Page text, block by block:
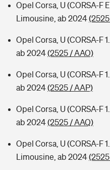
Opel Corsa, U (CORSA-F
Limousine, ab 2024
Opel Corsa, U (CORSA-F
ab 2024(2525 / AAO)
Opel Corsa, U (CORSA-F
ab 2024(2525 / AAP)
Opel Corsa, U (CORSA-F
ab 2024(2525 / AAQ)
Opel Corsa, U (CORSA-F
Limousine, ab 2024